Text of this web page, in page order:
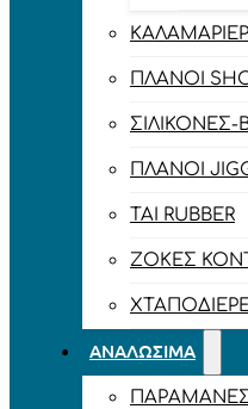
ΠΛΆΝΟΙ
ΣΙΛΙΚΌΝΕΣ-
ΠΛΆΝΟΙ
TAI RUBBER
ΖΌΚΕΣ
ΑΝΑΛΏΣΙΜΑ